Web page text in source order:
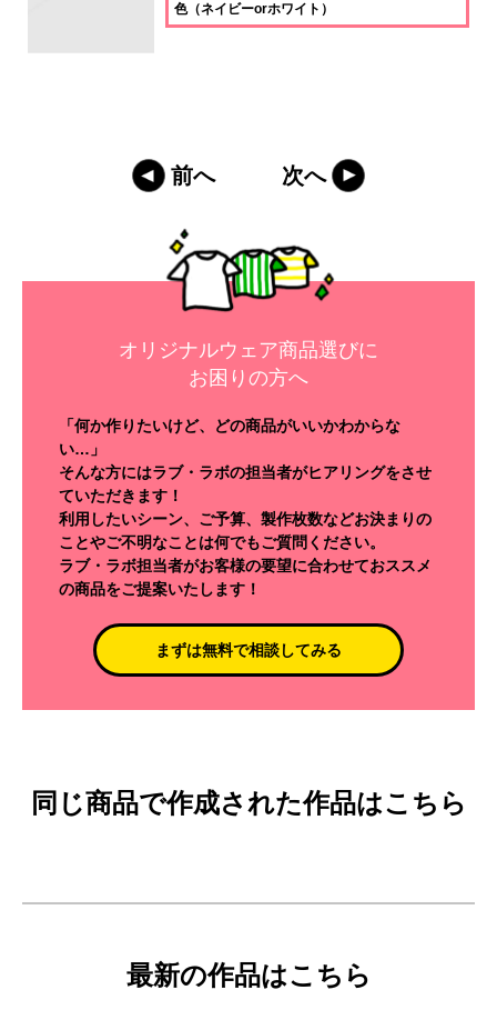
色（ネイビーorホワイト）
前へ 次へ
オリジナルウェア商品選びに
お困りの方へ
「何か作りたいけど、どの商品がいいかわからな
い…」
そんな方にはラブ・ラボの担当者がヒアリングをさせ
ていただきます！
利用したいシーン、ご予算、製作枚数などお決まりの
ことやご不明なことは何でもご質問ください。
ラブ・ラボ担当者がお客様の要望に合わせておススメ
の商品をご提案いたします！
まずは無料で相談してみる
同じ商品で作成された作品はこちら
最新の作品はこちら